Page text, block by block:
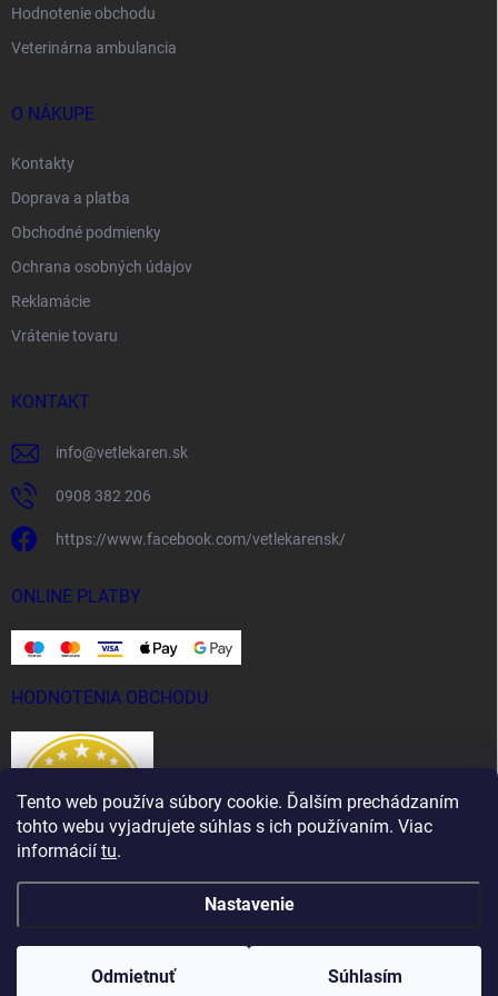
Tento web používa súbory cookie. Ďalším prechádzaním
tohto webu vyjadrujete súhlas s ich používaním. Viac
informácií tu.
Nastavenie
Odmietnuť Súhlasím
Hodnotenie obchodu
Veterinárna ambulancia
O NÁKUPE
Kontakty
Doprava a platba
Obchodné podmienky
Ochrana osobných údajov
Reklamácie
Vrátenie tovaru
KONTAKT
info@vetlekaren.sk
0908 382 206
https://www.facebook.com/vetlekarensk/
ONLINE PLATBY
HODNOTENIA OBCHODU
Copyright 2026 . Všetky práva vyhradené.